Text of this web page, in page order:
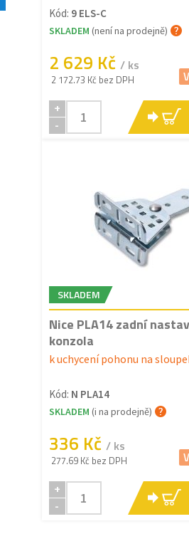
Kód: 9 ELS-C
SKLADEM (není na prodejně)
2 629 Kč / ks
2 172.73 Kč bez DPH
+
-
SKLADEM
Nice PLA14 zadní
konzola
k uchycení pohonu na
Kód: N PLA14
SKLADEM (i na prodejně)
336 Kč / ks
277.69 Kč bez DPH
+
-